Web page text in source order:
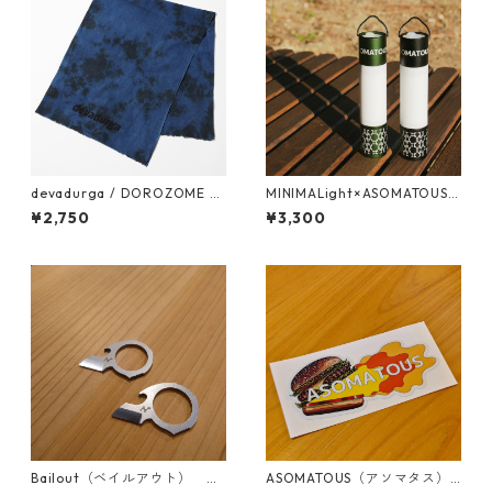
devadurga / DOROZOME T
ENUGUI（D .NAVY）
¥2,750
MINIMALight×ASOMATOUS
（ミニマライト）パターング
リーン
¥3,300
Bailout（ベイルアウト） ス
ASOMATOUS（アソマタス）